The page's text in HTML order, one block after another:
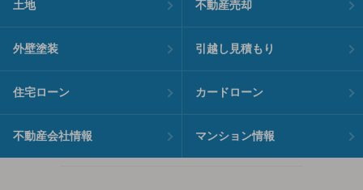
土地 不動産売却
外壁塗装 引越し見積もり
住宅ローン カードローン
不動産会社情報 マンション情報